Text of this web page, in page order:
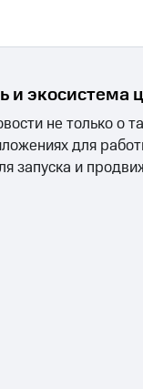
и экосистема
не только о
для
запуска и